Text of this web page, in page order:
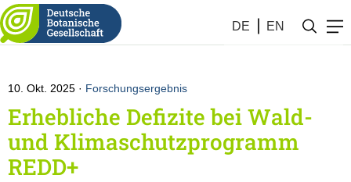
DE EN
Botanik KW #41 (2025)
10. Okt. 2025 Forschungsergebnis
Erhebliche Defizite bei Wald-
und Klimaschutzprogramm
REDD+